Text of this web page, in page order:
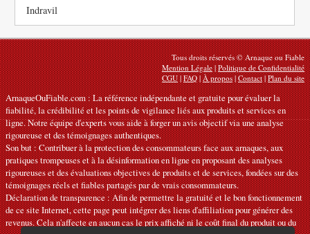
Indravil
Tous droits réservés © Arnaque ou Fiable
Mention Légale|Politique de Confidentialité
CGU|FAQ|À propos|Contact|Plan du site
ArnaqueOuFiable.com : La référence indépendante et gratuite pour évaluer la
fiabilité, la crédibilité et les points de vigilance liés aux produits et services en
ligne. Notre équipe d'experts vous aide à forger un avis objectif via une analyse
rigoureuse et des témoignages authentiques.
Son but : Contribuer à la protection des consommateurs face aux arnaques, aux
pratiques trompeuses et à la désinformation en ligne en proposant des analyses
rigoureuses et des évaluations objectives de produits et de services, fondées sur des
témoignages réels et fiables partagés par de vrais consommateurs.
Déclaration de transparence : Afin de permettre la gratuité et le bon fonctionnement
de ce site Internet, cette page peut intégrer des liens d'affiliation pour générer des
revenus. Cela n'affecte en aucun cas le prix affiché ni le coût final du produit ou du